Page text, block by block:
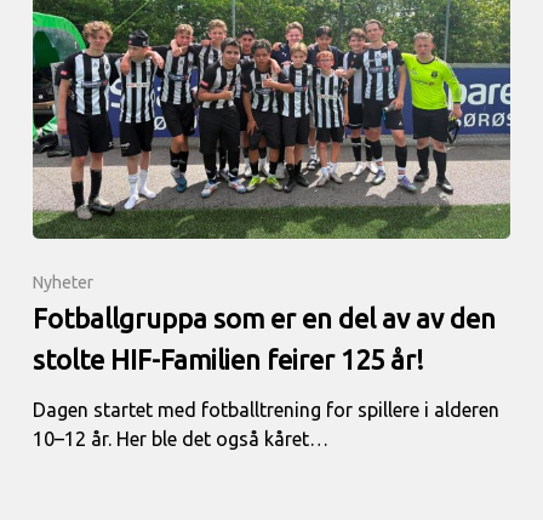
Nyheter
Fotballgruppa som er en del av av den
stolte HIF-Familien feirer 125 år!
Dagen startet med fotballtrening for spillere i alderen
10–12 år. Her ble det også kåret…